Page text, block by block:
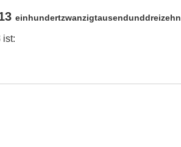
einhundertzwanzigtausendunddreizehn
ist: